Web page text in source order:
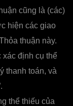
cũng là (các)
hiện các giao
thuận này.
định cụ thể
thanh toán, và
thể thiếu của